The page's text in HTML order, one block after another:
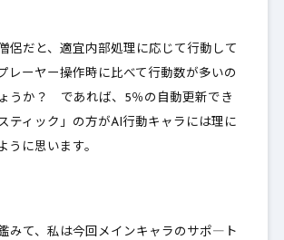
侶だと、適宜内部処理に応じて行動して
レーヤー操作時に比べて行動数が多いの
うか？ であれば、 5％の自動更新でき
ティック」の方がAI行動キャラには理に
うに思います。
みて、私は今回メインキャラのサポ―ト